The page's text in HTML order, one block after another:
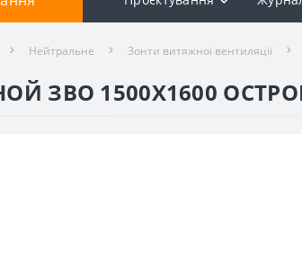
Нейтральне Зонти витяжної вентиляції
ЗВО 1500X1600